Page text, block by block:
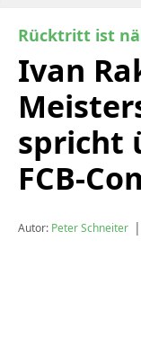
Rücktritt ist
Ivan
spricht
FCB-
Autor: Peter Schneiter |